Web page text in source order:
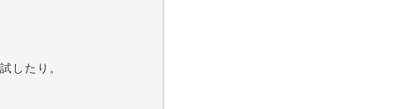
したり。